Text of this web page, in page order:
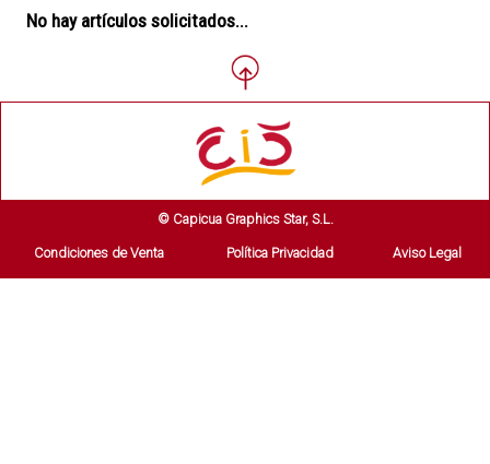
No hay artículos solicitados...
© Capicua Graphics Star, S.L.
Condiciones de Venta Política Privacidad Aviso Legal